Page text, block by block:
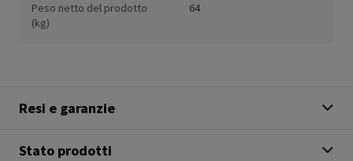
Peso netto del prodotto
(kg)
64
Resi e garanzie
Stato prodotti